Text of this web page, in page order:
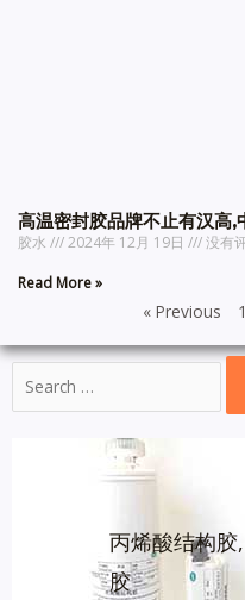
高温密封胶品牌不止有汉高,
胶水 2024年 12月 19日
没有
Read More »
« Previous 1
丙烯酸结构胶
胶